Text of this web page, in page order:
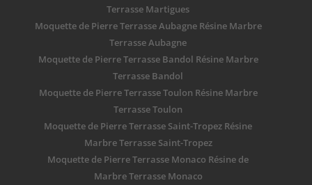
Terrasse Martigues
Moquette de Pierre Terrasse Aubagne Résine Marbre
Terrasse Aubagne
Moquette de Pierre Terrasse Bandol Résine Marbre
Terrasse Bandol
Moquette de Pierre Terrasse Toulon Résine Marbre
Terrasse Toulon
Moquette de Pierre Terrasse Saint-Tropez Résine
Marbre Terrasse Saint-Tropez
Moquette de Pierre Terrasse Monaco Résine de
Marbre Terrasse Monaco